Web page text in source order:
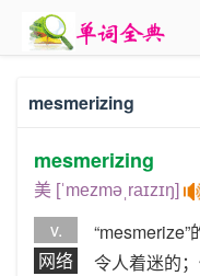
mesmerizing
mesmerizing
美 [ˈmezməˌraɪzɪŋ]
v.
“mesmerize”
网络
令人着迷的